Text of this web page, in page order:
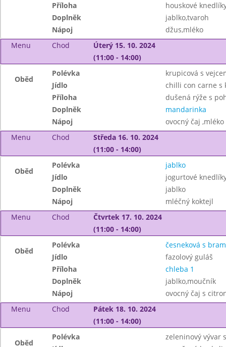
Příloha
houskové
Doplněk
jablko,tvaroh
Nápoj
džus,mléko
Menu
Chod
Úterý 15. 10. 2024
(11:00 - 14:00)
Oběd
Polévka
krupicová s
Jídlo
chilli con carne s
Příloha
dušená rýže s
Doplněk
mandarinka
Nápoj
ovocný čaj ,mléko
Menu
Chod
Středa 16. 10. 2024
(11:00 - 14:00)
Oběd
Polévka
jablko
Jídlo
jogurtové
Doplněk
jablko
Nápoj
mléčný koktejl
Menu
Chod
Čtvrtek 17. 10. 2024
(11:00 - 14:00)
Oběd
Polévka
česneková s
Jídlo
fazolový guláš
Příloha
chleba 1
Doplněk
jablko,moučník
Nápoj
ovocný čaj s
Menu
Chod
Pátek 18. 10. 2024
(11:00 - 14:00)
Oběd
Polévka
zeleninový vývar